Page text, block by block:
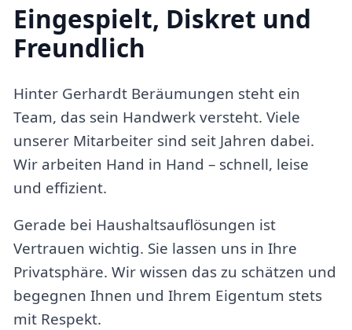
Eingespielt, Diskret und
Freundlich
Hinter Gerhardt Beräumungen steht ein
Team, das sein Handwerk versteht. Viele
unserer Mitarbeiter sind seit Jahren dabei.
Wir arbeiten Hand in Hand – schnell, leise
und effizient.
Gerade bei Haushaltsauflösungen ist
Vertrauen wichtig. Sie lassen uns in Ihre
Privatsphäre. Wir wissen das zu schätzen und
begegnen Ihnen und Ihrem Eigentum stets
mit Respekt.